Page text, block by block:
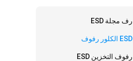
رف مجلة ESD
ESD الكلور رفوف
رفوف التخزين ESD